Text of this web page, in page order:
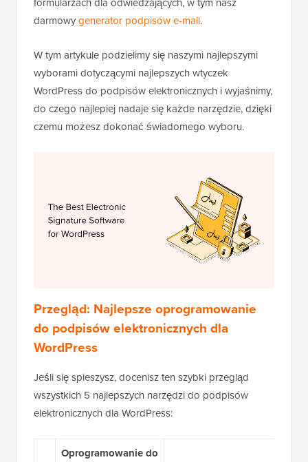
darmowygenerator podpisów e-mail.
W tym artykule podzielimy się naszymi najlepszymi
wyborami dotyczącymi najlepszych wtyczek
WordPress do podpisów elektronicznych i wyjaśnimy,
do czego najlepiej nadaje się każde narzędzie, dzięki
czemu możesz dokonać świadomego wyboru.
Przegląd: Najlepsze oprogramowanie
do podpisów elektronicznych dla
WordPress
Jeśli się spieszysz, docenisz ten szybki przegląd
wszystkich 5 najlepszych narzędzi do podpisów
elektronicznych dla WordPress:
Oprogramowanie do